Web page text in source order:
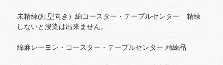
未精練(紅型向き）綿コースター・テーブルセンター 精練
しないと浸染は出来ません。
綿麻レーヨン・コースター・テーブルセンター 精練品